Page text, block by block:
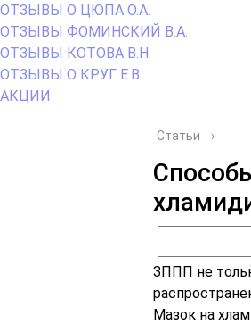
ОТЗЫВЫ О ЦЮПА О.А.
ОТЗЫВЫ ФОМИНСКИЙ В.А.
ОТЗЫВЫ КОТОВА В.Н.
ОТЗЫВЫ О КРУГ Е.В.
АКЦИИ
Статьи ›
ЗППП не
Мазок на